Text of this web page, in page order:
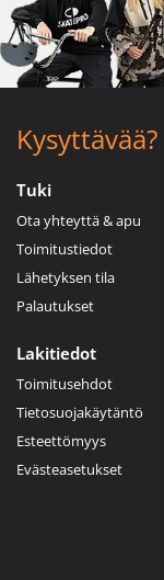
Kysyttävää?
Tuki
Ota yhteyttä & apu
Toimitustiedot
Lähetyksen tila
Palautukset
Lakitiedot
Toimitusehdot
Tietosuojakäytäntö
Esteettömyys
Evästeasetukset